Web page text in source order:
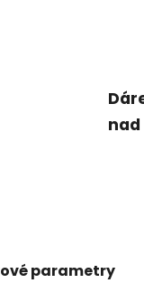
nad
parametry